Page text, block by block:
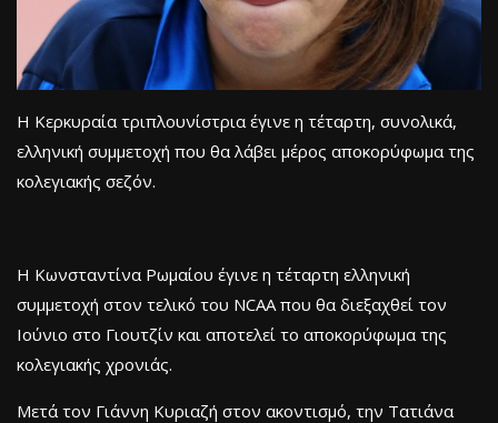
Η Κερκυραία τριπλουνίστρια έγινε η τέταρτη, συνολικά,
ελληνική συμμετοχή που θα λάβει μέρος αποκορύφωμα της
κολεγιακής σεζόν.
H Κωνσταντίνα Ρωμαίου έγινε η τέταρτη ελληνική
συμμετοχή στον τελικό του NCAA που θα διεξαχθεί τον
Ιούνιο στο Γιουτζίν και αποτελεί το αποκορύφωμα της
κολεγιακής χρονιάς.
Μετά τον Γιάννη Κυριαζή στον ακοντισμό, την Τατιάνα